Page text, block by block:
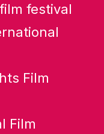
festival
Film
Film